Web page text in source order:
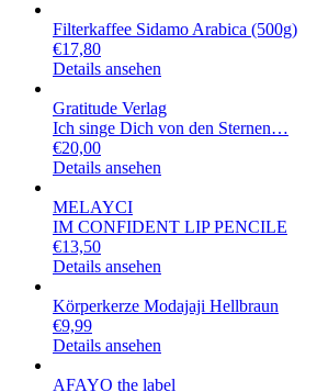
Filterkaffee Sidamo Arabica (500g)
€17,80
Details ansehen
Gratitude Verlag
Ich singe Dich von den Sternen…
€20,00
Details ansehen
MELAYCI
IM CONFIDENT LIP PENCILE
€13,50
Details ansehen
Körperkerze Modajaji Hellbraun
€9,99
Details ansehen
AFAYO the label